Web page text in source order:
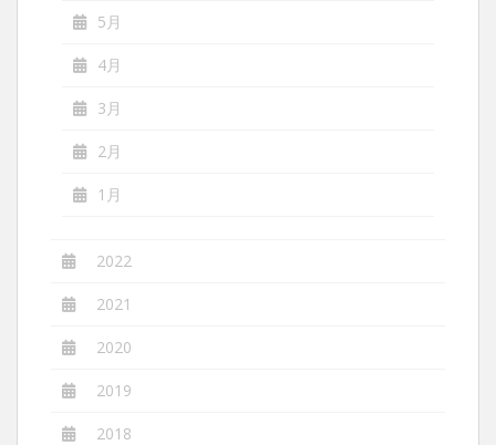
5月
4月
3月
2月
1月
2022
2021
2020
2019
2018